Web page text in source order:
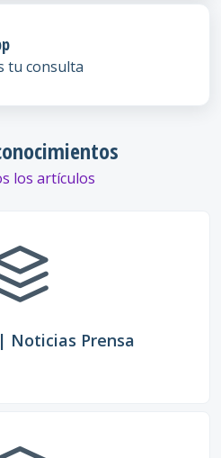
tu consulta
los artículos
Noticias Prensa